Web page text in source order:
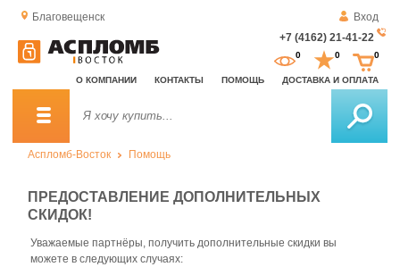
Благовещенск
Вход
+7 (4162) 21-41-22
О КОМПАНИИ КОНТАКТЫ ПОМОЩЬ ДОСТАВКА И ОПЛАТА
0 0 0
Аспломб-Восток Помощь
ПРЕДОСТАВЛЕНИЕ ДОПОЛНИТЕЛЬНЫХ
СКИДОК!
Уважаемые партнёры, получить дополнительные скидки вы
можете в следующих случаях: